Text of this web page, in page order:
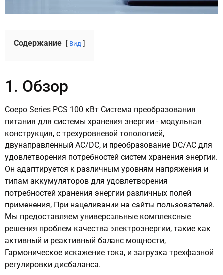
Содержание Вид
1. Обзор
Coepo Series PCS 100 кВт Система преобразования
питания для системы хранения энергии - модульная
конструкция, с трехуровневой топологией,
двунаправленный AC/DC, и преобразование DC/AC для
удовлетворения потребностей систем хранения энергии.
Он адаптируется к различным уровням напряжения и
типам аккумуляторов для удовлетворения
потребностей хранения энергии различных полей
применения, При нацеливании на сайты пользователей.
Мы предоставляем универсальные комплексные
решения проблем качества электроэнергии, такие как
активный и реактивный баланс мощности,
Гармоническое искажение тока, и загрузка трехфазной
регулировки дисбаланса.